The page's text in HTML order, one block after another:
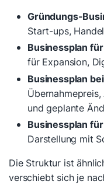
Gründungs-
Start-ups,
Businessplan
für Expansion,
Businessplan
und geplante
Businessplan
Darstellung mit
Die Struktur ist
verschiebt sich je